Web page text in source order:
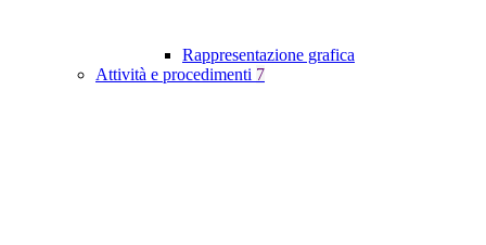
Rappresentazione grafica
Attività e procedimenti 7